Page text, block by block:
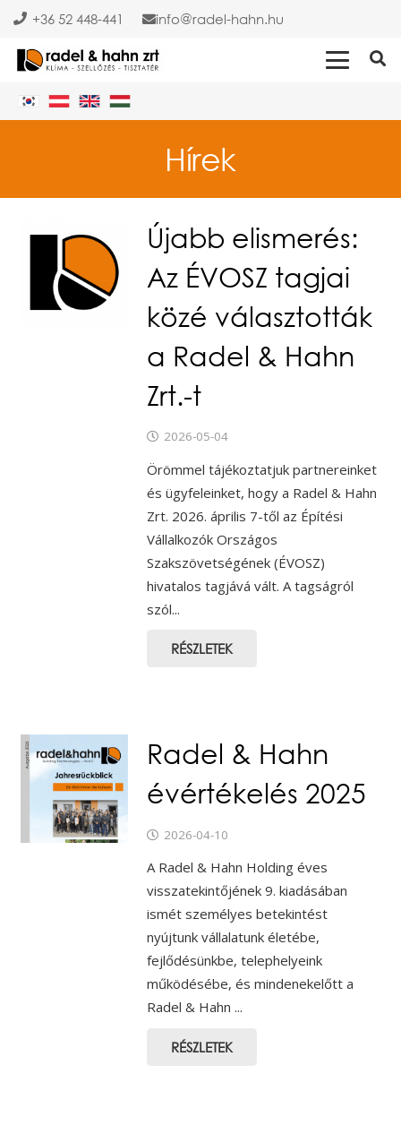
+36 52 448-441 info radel-hahn.hu
Hírek
Újabb elismerés:
Az ÉVOSZ tagjai
közé választották
a Radel & Hahn
Zrt.-t
2026-05-04
Örömmel tájékoztatjuk partnereinket
és ügyfeleinket, hogy a Radel & Hahn
Zrt. 2026. április 7-től az Építési
Vállalkozók Országos
Szakszövetségének (ÉVOSZ)
hivatalos tagjává vált. A tagságról
szól...
RÉSZLETEK
Radel & Hahn
évértékelés 2025
2026-04-10
A Radel & Hahn Holding éves
visszatekintőjének 9. kiadásában
ismét személyes betekintést
nyújtunk vállalatunk életébe,
fejlődésünkbe, telephelyeink
működésébe, és mindenekelőtt a
Radel & Hahn ...
RÉSZLETEK